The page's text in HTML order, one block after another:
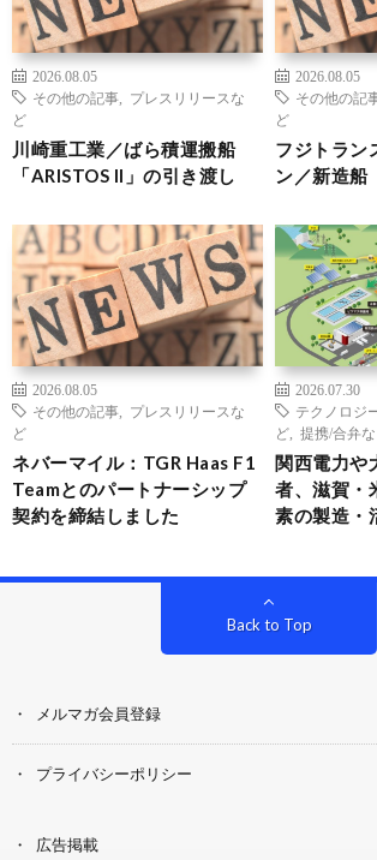
2026.08.05
その他の記事
プレスリリースな
ど
川崎重工業／ばら積運搬船
「ARISTOS II」の引き渡し
2026.08.05
その他の記
ど
フジトラン
ン／新造船
2026.08.05
その他の記事
プレスリリースな
ど
ネバーマイル：TGR Haas F1
Teamとのパートナーシップ
契約を締結しました
2026.07.30
テクノロジ
ど
提携/合弁
関西電力や
者、滋賀・
素の製造・
Back to Top
メルマガ会員登録
プライバシーポリシー
広告掲載